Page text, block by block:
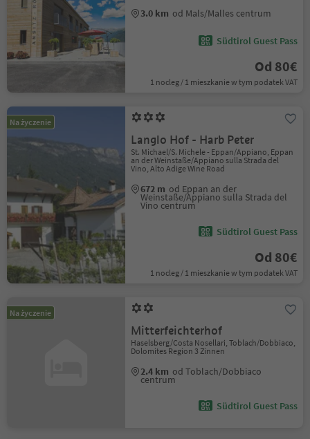
3.0 km od Mals/Malles centrum
Südtirol Guest Pass
Od 80€
1 nocleg / 1 mieszkanie w tym podatek VAT
Na życzenie
Langlo Hof - Harb Peter
St. Michael/S. Michele - Eppan/Appiano, Eppan
an der Weinstaße/Appiano sulla Strada del
Vino, Alto Adige Wine Road
672 m od Eppan an der
Weinstaße/Appiano sulla Strada del
Vino centrum
Südtirol Guest Pass
Od 80€
1 nocleg / 1 mieszkanie w tym podatek VAT
Na życzenie
Mitterfeichterhof
Haselsberg/Costa Nosellari, Toblach/Dobbiaco,
Dolomites Region 3 Zinnen
2.4 km od Toblach/Dobbiaco
centrum
Südtirol Guest Pass